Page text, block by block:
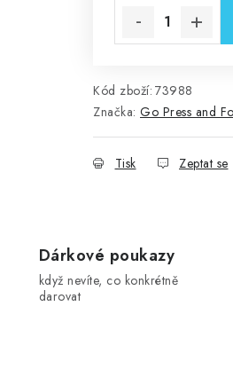
Kód zboží: 73988
Značka: Go Press and
Tisk Zeptat se
Dárkové poukazy
když nevíte, co konkrétně
darovat